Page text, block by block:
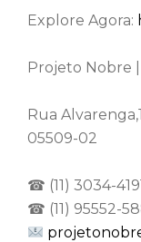
Explore Agora:
Projeto Nobre
Rua
05509-02
☎ (11) 3034-
☎ (11) 95552-